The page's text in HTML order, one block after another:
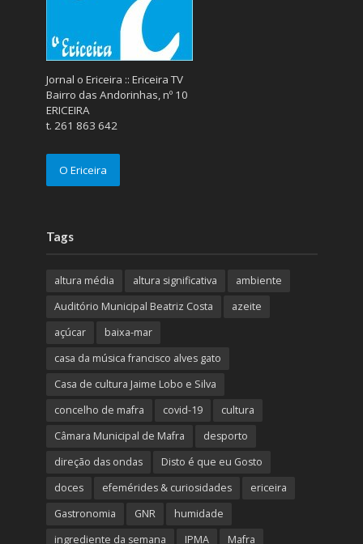
Jornal o Ericeira :: Ericeira TV
Bairro das Andorinhas, nº 10
ERICEIRA
t. 261 863 642
O Ericeira
Tags
altura média altura significativa
ambiente
Auditório Municipal Beatriz Costa
azeite
açúcar
baixa-mar
casa da música francisco alves gato
Casa de cultura Jaime Lobo e Silva
concelho de mafra
covid-19
cultura
Câmara Municipal de Mafra
desporto
direção das ondas
Disto é que eu Gosto
doces
efemérides & curiosidades
ericeira
Gastronomia
GNR
humidade
ingrediente da semana
IPMA Mafra